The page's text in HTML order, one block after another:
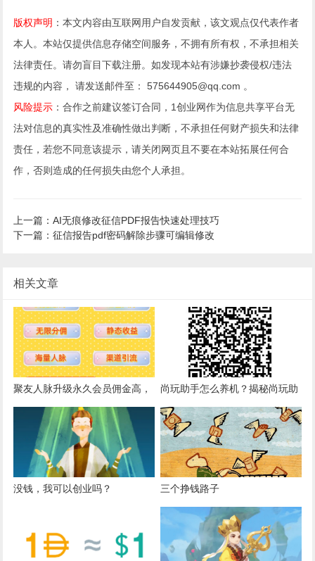
版权声明 ：本文内容由互联网用户自发贡献，该文观点仅代表作者
本人。本站仅提供信息存储空间服务，不拥有所有权，不承担相关
法律责任。请勿盲目下载注册。如发现本站有涉嫌抄袭侵权/违法
违规的内容， 请发送邮件至： 575644905@qq.com 。
风险提示 ：合作之前建议签订合同，1创业网作为信息共享平台无
法对信息的真实性及准确性做出判断，不承担任何财产损失和法律
责任，若您不同意该提示，请关闭网页且不要在本站拓展任何合
作，否则造成的任何损失由您个人承担。
上一篇：AI无痕修改征信PDF报告快速处理技巧
下一篇：征信报告pdf密码解除步骤可编辑修改
相关文章
聚友人脉升级永久会员佣金高，
观望只会流失滑落收益
尚玩助手怎么养机？揭秘尚玩助
手一个广告多少钱？如何搞大红
包？
没钱，我可以创业吗？ 三个挣钱路子